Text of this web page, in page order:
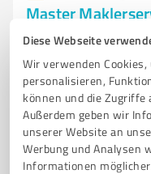
Diese Webseite
Wir verwenden
personalisieren,
können und die Zugriffe
Außerdem geben wir
unserer Website an
Werbung und Analysen
Informationen
Master
Master Maklerservice
VERSICHERUNGSAGENTUR
LEBENSVERSICHERUNG
FINANZANLAGEN